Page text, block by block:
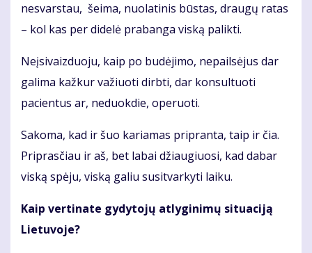
nesvarstau, šeima, nuolatinis būstas, draugų ratas
– kol kas per didelė prabanga viską palikti.
Neįsivaizduoju, kaip po budėjimo, nepailsėjus dar
galima kažkur važiuoti dirbti, dar konsultuoti
pacientus ar, neduokdie, operuoti.
Sakoma, kad ir šuo kariamas pripranta, taip ir čia.
Priprasčiau ir aš, bet labai džiaugiuosi, kad dabar
viską spėju, viską galiu susitvarkyti laiku.
Kaip vertinate gydytojų atlyginimų situaciją
Lietuvoje?